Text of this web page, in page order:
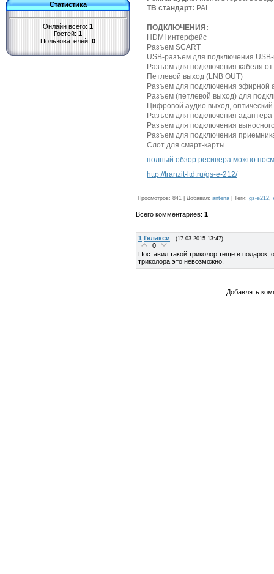
Статистика
Онлайн всего: 1
Гостей: 1
Пользователей: 0
ТВ стандарт: PAL
ПОДКЛЮЧЕНИЯ:
HDMI интерфейс
Разъем SCART
USB-разъем для подключения
Разъем для подключения кабеля
Петлевой выход (LNB OUT)
Разъем для подключения эфирной
Разъем (петлевой выход) для
Цифровой аудио выход, оптический
Разъем для подключения
Разъем для подключения
Разъем для подключения
Слот для смарт-карты
полный обзор ресивера можно
http://tranzit-ltd.ru/gs-e-212/
Просмотров: 841 Добавил: antena Теги: gs-e212
Всего комментариев: 1
1 Гелакси (17.03.2015 13:47)
0
Поставил такой триколор тещё в
триколора это невозможно.
Добавлять